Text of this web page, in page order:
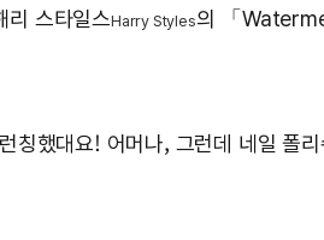
스타일스Harry Styles의 「
칭했대요! 어머나, 그런데 네일 폴리